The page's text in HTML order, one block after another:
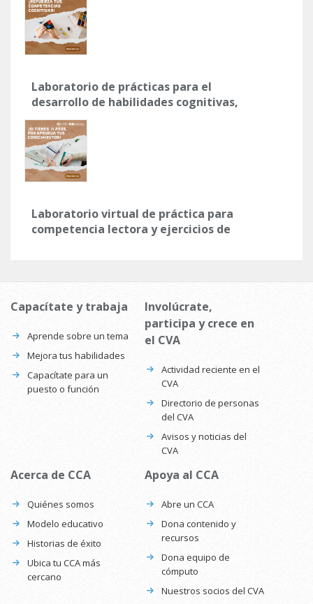
Laboratorio de prácticas para el
desarrollo de habilidades cognitivas,
matemáticas y de razonamiento
verbal
Laboratorio virtual de práctica para
competencia lectora y ejercicios de
Capacítate y trabaja
Aprende sobre un tema
Mejora tus habilidades
Capacítate para un
puesto o función
Involúcrate,
participa y crece en
el CVA
Actividad reciente en el
CVA
Directorio de personas
del CVA
Avisos y noticias del
CVA
Acerca de CCA
Quiénes somos
Modelo educativo
Historias de éxito
Ubica tu CCA más
cercano
Apoya al CCA
Abre un CCA
Dona contenido y
recursos
Dona equipo de
cómputo
Nuestros socios del CVA